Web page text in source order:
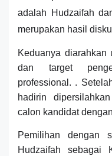
adalah Hudzaifah
merupakan hasil
Keduanya diarahkan
dan target
professional. .
hadirin
calon kandidat
Pemilihan dengan
Hudzaifah sebagai